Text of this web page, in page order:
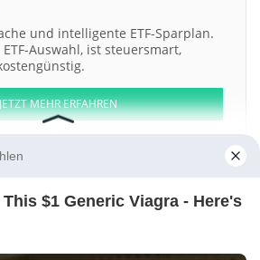
und intelligente ETF-Sparplan.
Auswahl, ist steuersmart,
MEHR ERFAHREN
50 Dow Jones NASDAQ 100 Nikkei 225
$1 Generic Viagra - Here's